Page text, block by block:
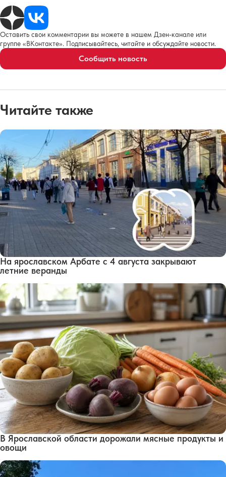
Оставить свои комментарии вы можете в нашем Дзен-канале или
группе «ВКонтакте». Подписывайтесь, читайте и обсуждайте новости.
Сообщить новость
Читайте также
На ярославском Арбате с 4 августа закрывают
летние веранды
В Ярославской области дорожали мясные продукты и
овощи